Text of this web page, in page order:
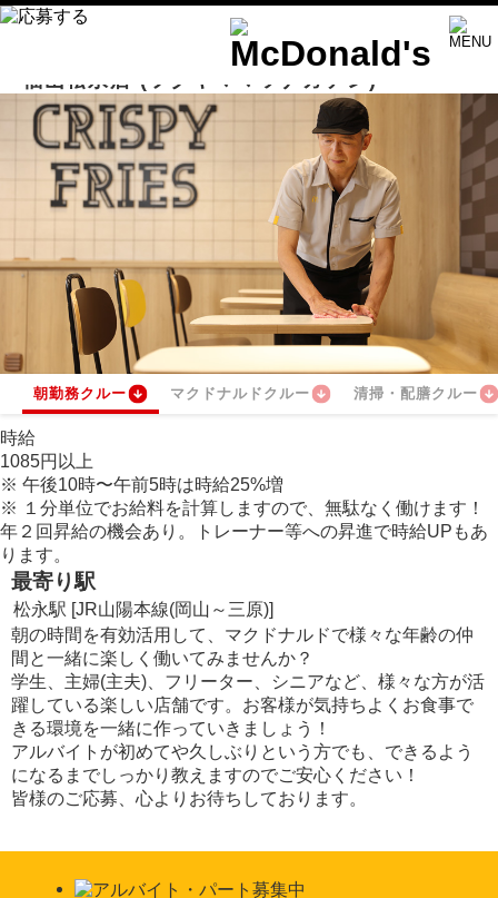
福山松永店 (フクヤママツナガテン)
朝勤務クルー マクドナルドクルー 清掃・配膳クルー
時給
1085円 以上
※ 午後10時〜午前5時は時給25%増
※ １分単位でお給料を計算しますので、無駄なく働けます！
年２回昇給の機会あり。トレーナー等への昇進で時給UPもあ
ります。
最寄り駅
松永駅 [JR山陽本線(岡山～三原)]
朝の時間を有効活用して、マクドナルドで様々な年齢の仲
間と一緒に楽しく働いてみませんか？
学生、主婦(主夫)、フリーター、シニアなど、様々な方が活
躍している楽しい店舗です。お客様が気持ちよくお食事で
きる環境を一緒に作っていきましょう！
アルバイトが初めてや久しぶりという方でも、できるよう
になるまでしっかり教えますのでご安心ください！
皆様のご応募、心よりお待ちしております。